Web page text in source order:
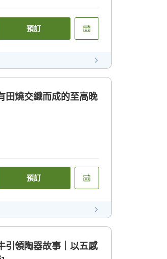
預訂
田燒交織而成的至高晚
預訂
引領陶器故事｜以五感